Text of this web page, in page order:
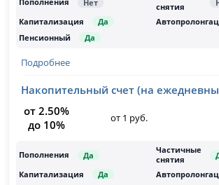
Подробнее
Накопительный счет (на
от 2.50%
до 10%
от 1 руб.